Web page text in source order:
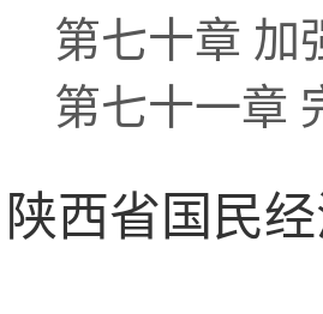
第七十章 加
第七十一章
陕西省国民